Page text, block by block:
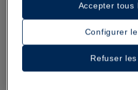
Configurer
Refuser
Accepter tous